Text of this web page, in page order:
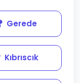
Gerede
Kıbrıscık